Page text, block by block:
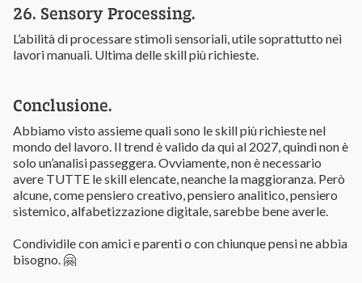
26. Sensory Processing.
L’abilità di processare stimoli sensoriali, utile soprattutto nei
lavori manuali. Ultima delle skill più richieste.
Conclusione.
Abbiamo visto assieme quali sono le skill più richieste nel
mondo del lavoro. Il trend è valido da qui al 2027, quindi non è
solo un’analisi passeggera. Ovviamente, non è necessario
avere TUTTE le skill elencate, neanche la maggioranza. Però
alcune, come pensiero creativo, pensiero analitico, pensiero
sistemico, alfabetizzazione digitale, sarebbe bene averle.
Condividile con amici e parenti o con chiunque pensi ne abbia
bisogno. 🤗